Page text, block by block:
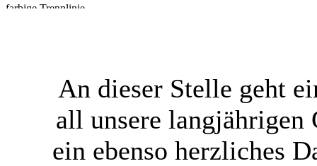
An dieser Stelle geht
all unsere langjährigen
ein ebenso herzliches